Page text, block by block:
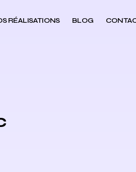
RÉALISATIONS BLOG